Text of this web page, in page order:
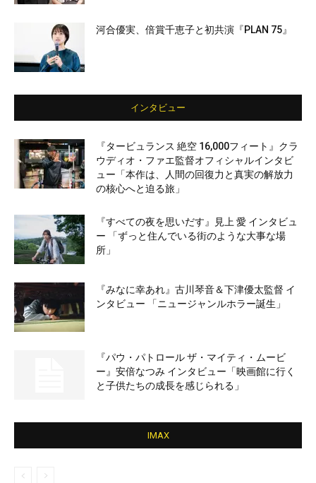
河合優実、倍賞千恵子と初共演『PLAN 75』
インタビュー
『タービュランス 絶空 16,000フィート』クラ
ウディオ・ファエ監督オフィシャルインタビ
ュー「本作は、人間の回復力と真実の解放力
の核心へと迫る旅」
『すべての夜を思いだす』見上 愛 インタビュ
ー 「ずっと住んでいる街のような大事な場
所」
『みなに幸あれ』古川琴音＆下津優太監督 イ
ンタビュー 「ニュージャンルホラー誕生」
『パウ・パトロール ザ・マイティ・ムービ
ー』安倍なつみ インタビュー「映画館に行く
と子供たちの成長を感じられる」
IMAX